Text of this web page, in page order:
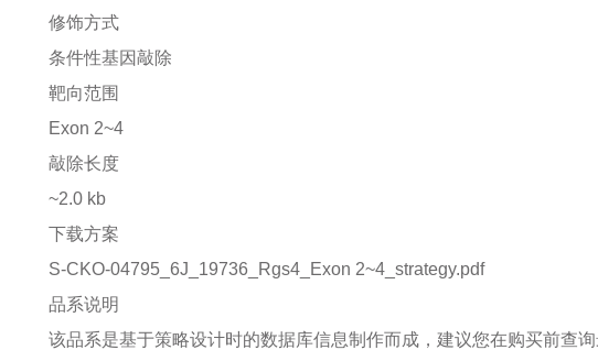
修饰方式
条件性基因敲除
靶向范围
Exon 2~4
敲除长度
~2.0 kb
下载方案
S-CKO-04795_6J_19736_Rgs4_Exon 2~4_strategy.pdf
品系说明
该品系是基于策略设计时的数据库信息制作而成，建议您在购买前查